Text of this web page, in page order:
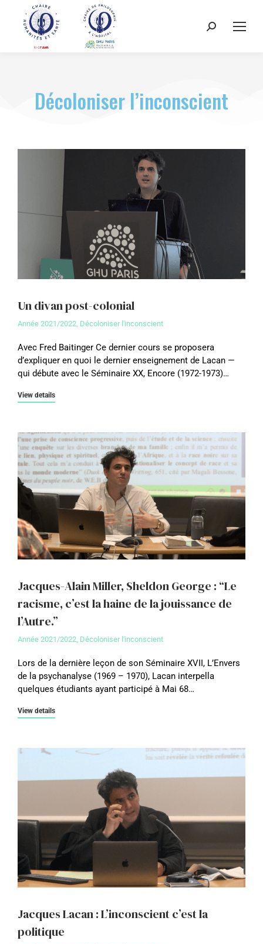
Décoloniser l’inconscient
Un divan post-colonial
Année 2021/2022 Décoloniser l'inconscient
Avec Fred Baitinger Ce dernier cours se proposera
d’expliquer en quoi le dernier enseignement de Lacan —
qui débute avec le Séminaire XX, Encore (1972-1973)…
View details
Jacques-Alain Miller, Sheldon George : “Le
racisme, c’est la haine de la jouissance de
l’Autre.”
Année 2021/2022 Décoloniser l'inconscient
Lors de la dernière leçon de son Séminaire XVII, L’Envers
de la psychanalyse (1969 – 1970), Lacan interpella
quelques étudiants ayant participé à Mai 68…
View details
Jacques Lacan : L’inconscient c’est la
politique